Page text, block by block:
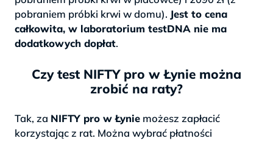
pobraniem próbki krwi w domu). Jest to cena
całkowita, w laboratorium testDNA nie ma
dodatkowych dopłat.
Czy test NIFTY pro w Łynie można
zrobić na raty?
Tak, za NIFTY pro w Łynie możesz zapłacić
korzystając z rat. Można wybrać płatności